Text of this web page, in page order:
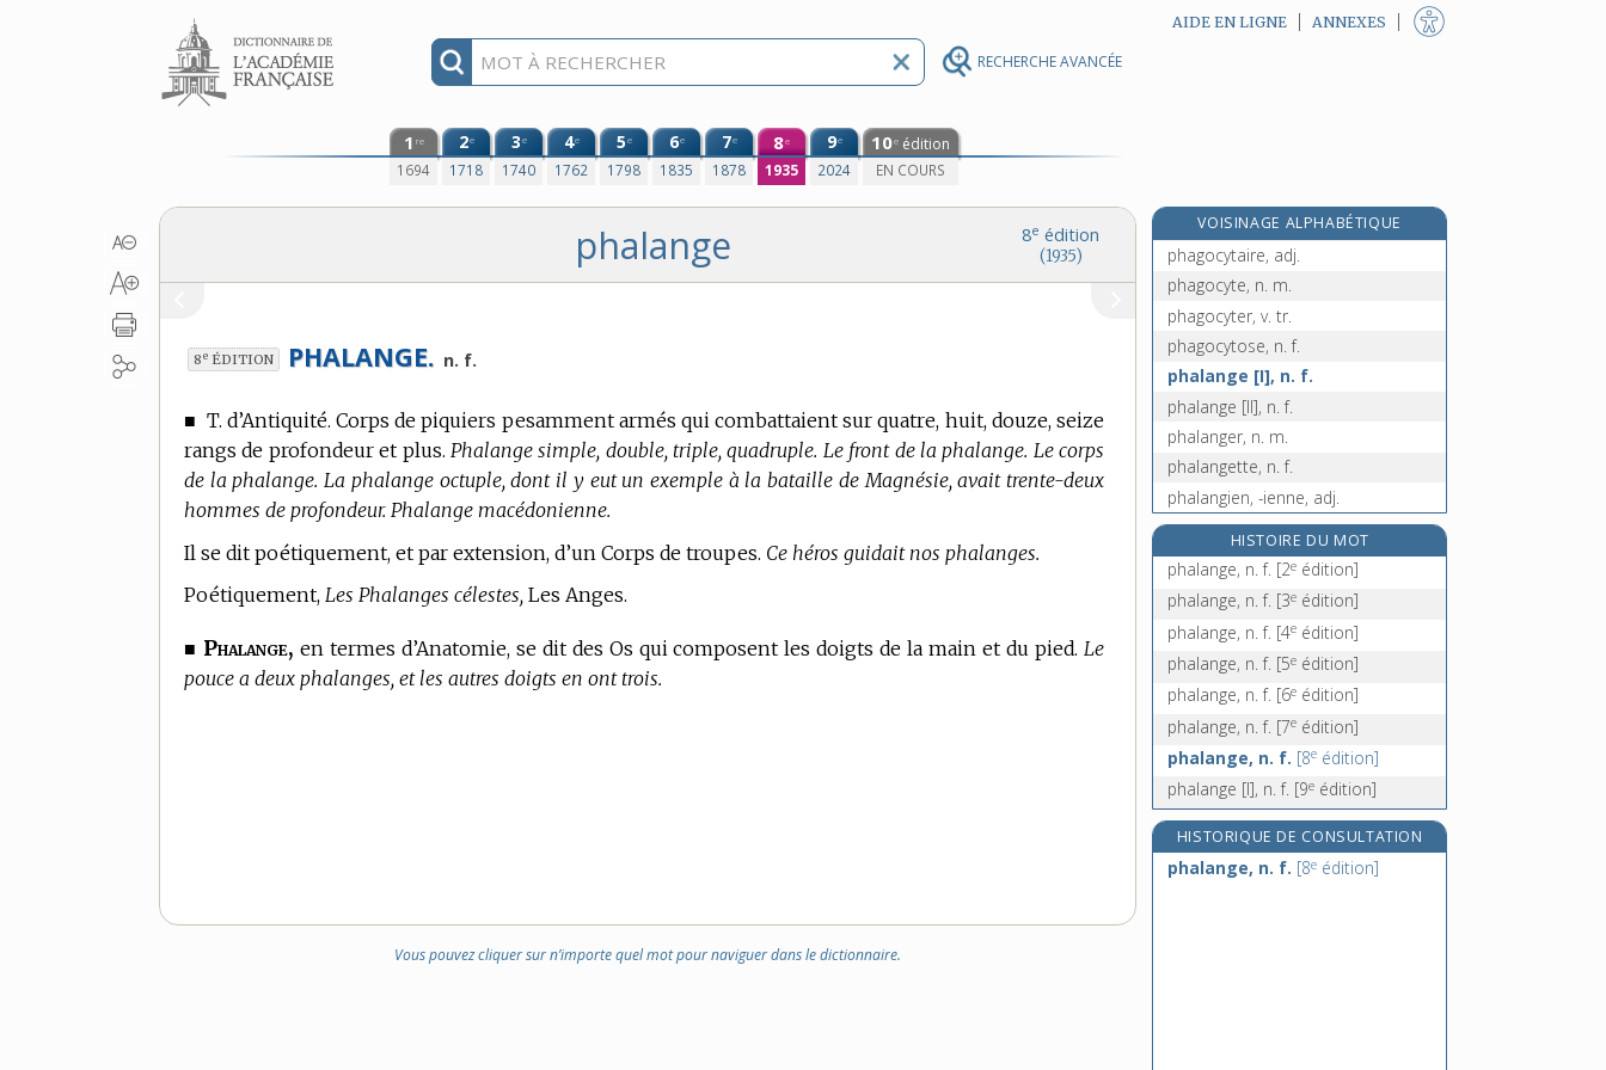
RECHERCHE AVANCÉE
Aller au contenu AIDE EN LIGNE ANNEXES
1 re
1694
2e
1718
3e
1740
4e
1762
5e
1798
6e
1835
7e
1878
8e
1935
9e
2024
10e édition
EN COURS
8e édition
(1935)
phalange
8e ÉDITION PHALANGE. n. f.
■ T. d’Antiquité. Corps de piquiers pesamment armés qui combattaient sur quatre, huit, douze, seize
rangs de profondeur et plus. Phalange simple, double, triple, quadruple. Le front de la phalange. Le corps
de la phalange. La phalange octuple, dont il y eut un exemple à la bataille de Magnésie, avait trente-deux
hommes de profondeur. Phalange macédonienne.
Il se dit poétiquement, et par extension, d’un Corps de troupes. Ce héros guidait nos phalanges.
Poétiquement, Les Phalanges célestes, Les Anges.
■ Phalange, en termes d’Anatomie,se dit des Os qui composent les doigts de la main et du pied.Le
pouce a deux phalanges, et les autres doigts en ont trois.
Vous pouvez cliquer sur n’importe quel mot pour naviguer dans le dictionnaire.
VOISINAGE ALPHABÉTIQUE
phagédénique, adj.
phagocytaire, adj.
phagocyte, n. m.
phagocyter, v. tr.
phagocytose, n. f.
phalange [I], n. f.
phalange [II], n. f.
phalanger, n. m.
phalangette, n. f.
phalangien, -ienne, adj.
phalangine, n. f.
phalangiste, n.
phalanstérien, -ienne, n. et adj.
HISTOIRE DU MOT
phalange, n. f. [2e édition]
phalange, n. f. [3e édition]
phalange, n. f. [4e édition]
phalange, n. f. [5e édition]
phalange, n. f. [6e édition]
phalange, n. f. [7e édition]
phalange, n. f. [8e édition]
phalange [I], n. f. [9e édition]
HISTORIQUE DE CONSULTATION
phalange, n. f. [8e édition]